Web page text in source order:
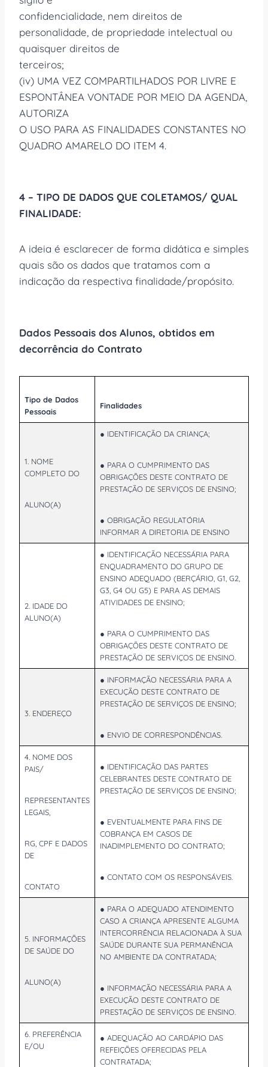
confidencialidade, nem direitos de
personalidade, de propriedade intelectual ou
quaisquer direitos de
terceiros;
(iv) UMA VEZ COMPARTILHADOS POR LIVRE E
ESPONTÂNEA VONTADE POR MEIO DA AGENDA,
AUTORIZA
O USO PARA AS FINALIDADES CONSTANTES NO
QUADRO AMARELO DO ITEM 4.
4 – TIPO DE DADOS QUE COLETAMOS/ QUAL
FINALIDADE:
A ideia é esclarecer de forma didática e simples
quais são os dados que tratamos com a
indicação da respectiva finalidade/propósito.
Dados Pessoais dos Alunos, obtidos em
decorrência do Contrato
Tipo de Dados
Pessoais
Finalidades
1. NOME
COMPLETO DO
ALUNO(A)
● IDENTIFICAÇÃO DA CRIANÇA;
● PARA O CUMPRIMENTO DAS
OBRIGAÇÕES DESTE CONTRATO DE
PRESTAÇÃO DE SERVIÇOS DE ENSINO;
● OBRIGAÇÃO REGULATÓRIA
INFORMAR A DIRETORIA DE ENSINO
2. IDADE DO
ALUNO(A)
● IDENTIFICAÇÃO NECESSÁRIA PARA
ENQUADRAMENTO DO GRUPO DE
ENSINO ADEQUADO (BERÇÁRIO, G1, G2,
G3, G4 OU G5) E PARA AS DEMAIS
ATIVIDADES DE ENSINO;
● PARA O CUMPRIMENTO DAS
OBRIGAÇÕES DESTE CONTRATO DE
PRESTAÇÃO DE SERVIÇOS DE ENSINO.
3. ENDEREÇO
● INFORMAÇÃO NECESSÁRIA PARA A
EXECUÇÃO DESTE CONTRATO DE
PRESTAÇÃO DE SERVIÇOS DE ENSINO;
● ENVIO DE CORRESPONDÊNCIAS.
4. NOME DOS
PAIS/
REPRESENTANTES
LEGAIS,
RG, CPF E DADOS
DE
CONTATO
● IDENTIFICAÇÃO DAS PARTES
CELEBRANTES DESTE CONTRATO DE
PRESTAÇÃO DE SERVIÇOS DE ENSINO;
● EVENTUALMENTE PARA FINS DE
COBRANÇA EM CASOS DE
INADIMPLEMENTO DO CONTRATO;
● CONTATO COM OS RESPONSÁVEIS.
5. INFORMAÇÕES
DE SAÚDE DO
ALUNO(A)
● PARA O ADEQUADO ATENDIMENTO
CASO A CRIANÇA APRESENTE ALGUMA
INTERCORRÊNCIA RELACIONADA À SUA
SAÚDE DURANTE SUA PERMANÊNCIA
NO AMBIENTE DA CONTRATADA;
● INFORMAÇÃO NECESSÁRIA PARA A
EXECUÇÃO DESTE CONTRATO DE
PRESTAÇÃO DE SERVIÇOS DE ENSINO.
6. PREFERÊNCIA
E/OU
● ADEQUAÇÃO AO CARDÁPIO DAS
REFEIÇÕES OFERECIDAS PELA
CONTRATADA;